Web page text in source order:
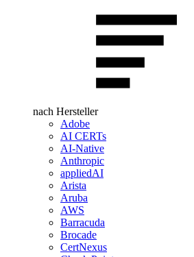
nach Hersteller
Adobe
AI CERTs
AI-Native
Anthropic
appliedAI
Arista
Aruba
AWS
Barracuda
Brocade
CertNexus